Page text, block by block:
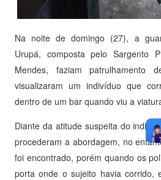
Na noite de domingo (27), a
Urupá, composta pelo Sargento
Mendes, faziam patrulhamento
visualizaram um indivíduo que
dentro de um bar quando viu a
Diante da atitude suspeita do
procederam a abordagem, no
foi encontrado, porém quando os
porta onde o sujeito havia corrido,